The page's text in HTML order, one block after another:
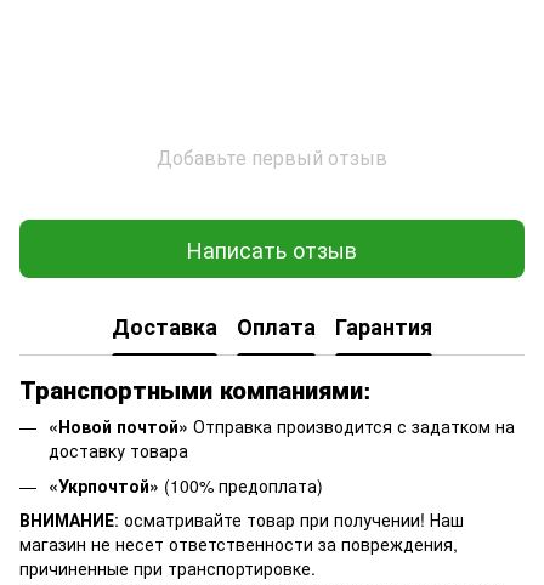
Добавьте первый отзыв
Написать отзыв
Доставка Оплата Гарантия
Транспортными компаниями:
«Новой почтой» Отправка производится с задатком на
доставку товара
«Укрпочтой» (100% предоплата)
ВНИМАНИЕ: осматривайте товар при получении! Наш
магазин не несет ответственности за повреждения,
причиненные при транспортировке.